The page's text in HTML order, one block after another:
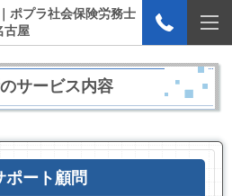
ポプラ社会保険労務士
古屋
サービス内容
ポート顧問